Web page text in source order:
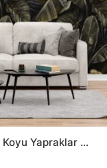
Altın Çiçekler ve Koyu Yapraklar Desenli Duvar Kağıdı, Dramatik Botanik Görünüm Duvar Posteri